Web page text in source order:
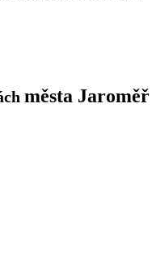
města Jaroměř